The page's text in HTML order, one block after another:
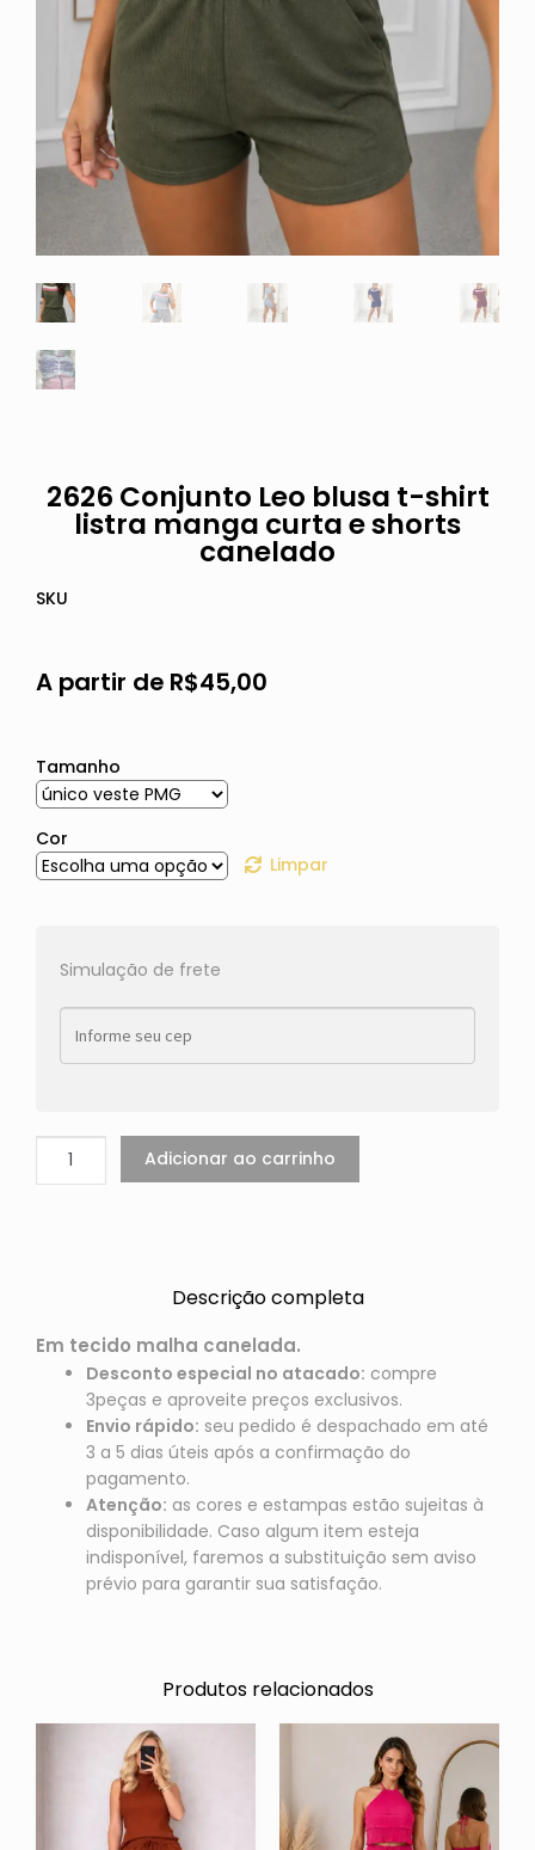
2626 Conjunto Leo blusa t-shirt
listra manga curta e shorts
canelado
SKU
A partir de R$45,00
Tamanho
Cor
Limpar
Simulação de frete
Adicionar ao carrinho
Descrição completa
Em tecido malha canelada.
Desconto especial no atacado: compre
3peças e aproveite preços exclusivos.
Envio rápido: seu pedido é despachado em até
3 a 5 dias úteis após a confirmação do
pagamento.
Atenção: as cores e estampas estão sujeitas à
disponibilidade. Caso algum item esteja
indisponível, faremos a substituição sem aviso
prévio para garantir sua satisfação.
Produtos relacionados